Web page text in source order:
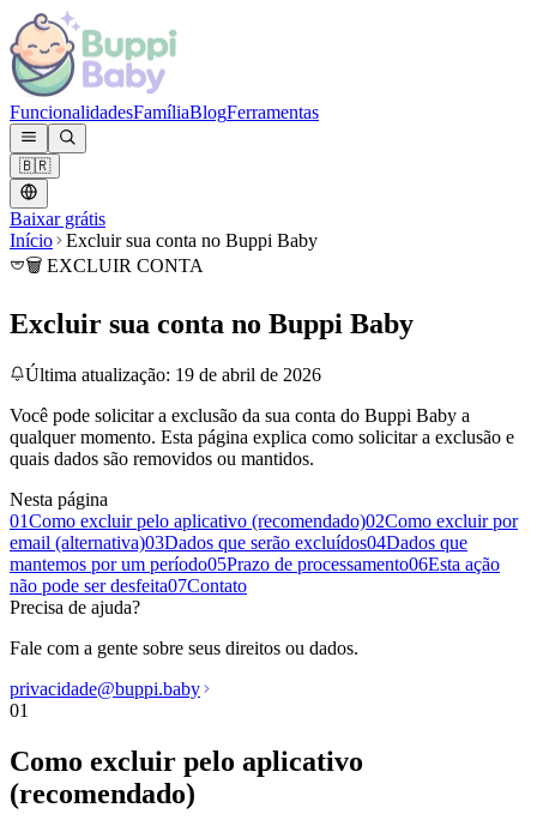
FuncionalidadesFamíliaBlogFerramentas
🇧🇷
Baixar grátis
Início
Excluir sua conta no Buppi Baby
🗑️ EXCLUIR CONTA
Excluir sua conta no Buppi Baby
Última atualização: 19 de abril de 2026
Você pode solicitar a exclusão da sua conta do Buppi Baby a
qualquer momento. Esta página explica como solicitar a exclusão e
quais dados são removidos ou mantidos.
Nesta página
01Como excluir pelo aplicativo (recomendado)02Como excluir por
email (alternativa)03Dados que serão excluídos04Dados que
mantemos por um período05Prazo de processamento06Esta ação
não pode ser desfeita07Contato
Precisa de ajuda?
Fale com a gente sobre seus direitos ou dados.
privacidade@buppi.baby
01
Como excluir pelo aplicativo
(recomendado)